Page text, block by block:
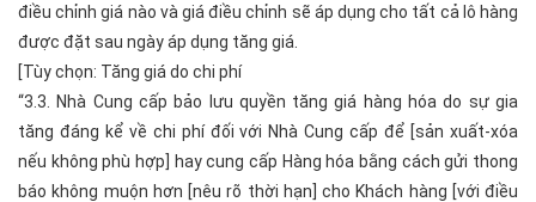
điều chỉnh giá nào và giá điều chỉnh sẽ áp dụng cho tất cả lô hàng
được đặt sau ngày áp dụng tăng giá.
[Tùy chọn: Tăng giá do chi phí
“3.3. Nhà Cung cấp bảo lưu quyền tăng giá hàng hóa do sự gia
tăng đáng kể về chi phí đối với Nhà Cung cấp để [sản xuất-xóa
nếu không phù hợp] hay cung cấp Hàng hóa bằng cách gửi thong
báo không muộn hơn [nêu rõ thời hạn] cho Khách hàng [với điều